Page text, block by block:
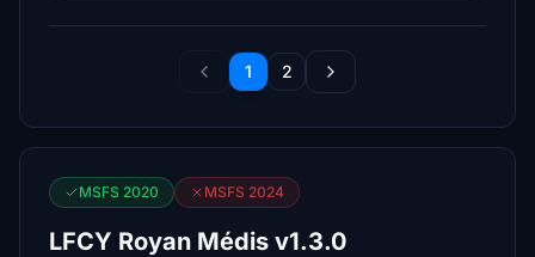
1 2
MSFS 2020 MSFS 2024
LFCY Royan Médis v1.3.0